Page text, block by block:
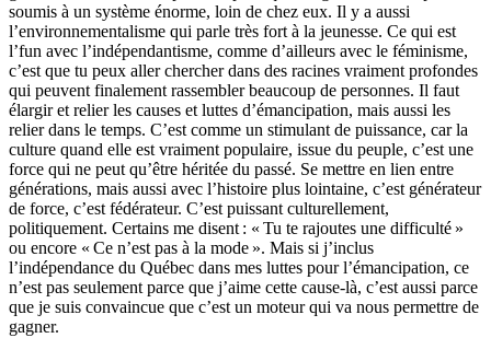
soumis à un système énorme, loin de chez eux. Il y a aussi
l’environnementalisme qui parle très fort à la jeunesse. Ce qui est
l’fun avec l’indépendantisme, comme d’ailleurs avec le féminisme,
c’est que tu peux aller chercher dans des racines vraiment profondes
qui peuvent finalement rassembler beaucoup de personnes. Il faut
élargir et relier les causes et luttes d’émancipation, mais aussi les
relier dans le temps. C’est comme un stimulant de puissance, car la
culture quand elle est vraiment populaire, issue du peuple, c’est une
force qui ne peut qu’être héritée du passé. Se mettre en lien entre
générations, mais aussi avec l’histoire plus lointaine, c’est générateur
de force, c’est fédérateur. C’est puissant culturellement,
politiquement. Certains me disent : « Tu te rajoutes une difficulté »
ou encore « Ce n’est pas à la mode ». Mais si j’inclus
l’indépendance du Québec dans mes luttes pour l’émancipation, ce
n’est pas seulement parce que j’aime cette cause-là, c’est aussi parce
que je suis convaincue que c’est un moteur qui va nous permettre de
gagner.